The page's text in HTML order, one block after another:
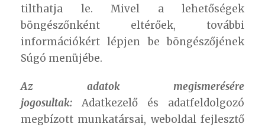
tilthatja le. Mivel a lehetőségek
böngészőnként eltérőek, további
információkért lépjen be böngészőjének
Súgó menüjébe.
Az adatok megismerésére
jogosultak: Adatkezelő és adatfeldolgozó
megbízott munkatársai, weboldal fejlesztő